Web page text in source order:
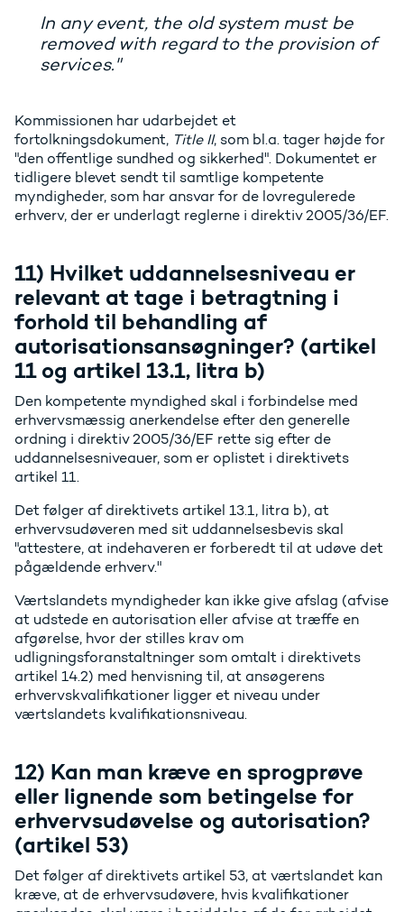
In any event, the old system must be
removed with regard to the provision of
services."
Kommissionen har udarbejdet et
fortolkningsdokument, Title II, som bl.a. tager højde for
"den offentlige sundhed og sikkerhed". Dokumentet er
tidligere blevet sendt til samtlige kompetente
myndigheder, som har ansvar for de lovregulerede
erhverv, der er underlagt reglerne i direktiv 2005/36/EF.
11) Hvilket uddannelsesniveau er
relevant at tage i betragtning i
forhold til behandling af
autorisationsansøgninger? (artikel
11 og artikel 13.1, litra b)
Den kompetente myndighed skal i forbindelse med
erhvervsmæssig anerkendelse efter den generelle
ordning i direktiv 2005/36/EF rette sig efter de
uddannelsesniveauer, som er oplistet i direktivets
artikel 11.
Det følger af direktivets artikel 13.1, litra b), at
erhvervsudøveren med sit uddannelsesbevis skal
"attestere, at indehaveren er forberedt til at udøve det
pågældende erhverv."
Værtslandets myndigheder kan ikke give afslag (afvise
at udstede en autorisation eller afvise at træffe en
afgørelse, hvor der stilles krav om
udligningsforanstaltninger som omtalt i direktivets
artikel 14.2) med henvisning til, at ansøgerens
erhvervskvalifikationer ligger et niveau under
værtslandets kvalifikationsniveau.
12) Kan man kræve en sprogprøve
eller lignende som betingelse for
erhvervsudøvelse og autorisation?
(artikel 53)
Det følger af direktivets artikel 53, at værtslandet kan
kræve, at de erhvervsudøvere, hvis kvalifikationer